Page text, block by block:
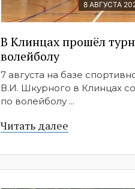
8 АВГУСТА
В Клинцах прошёл
волейболу
7 августа на базе
В.И. Шкурного в Клинцах
по волейболу ...
Читать далее